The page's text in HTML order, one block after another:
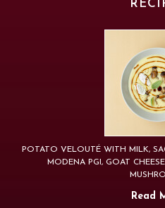
POTATO VELOUTÉ WITH MILK,
MODENA PGI, GOAT
Read